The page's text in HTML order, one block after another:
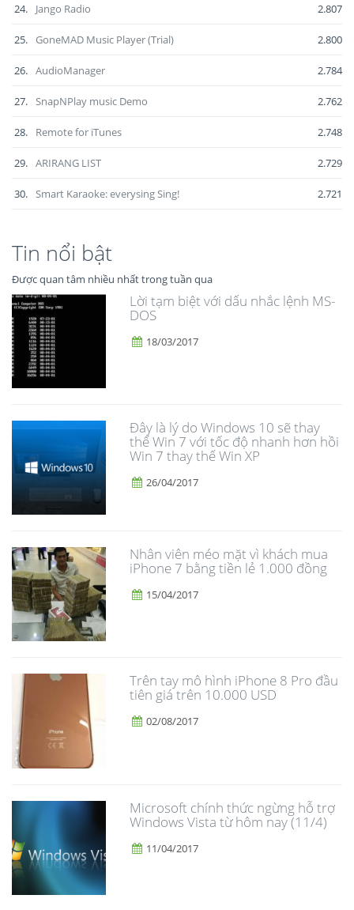
24. Jango Radio 2.807
25. GoneMAD Music Player (Trial) 2.800
26. AudioManager 2.784
27. SnapNPlay music Demo 2.762
28. Remote for iTunes 2.748
29. ARIRANG LIST 2.729
30. Smart Karaoke: everysing Sing! 2.721
Tin nổi bật
Được quan tâm nhiều nhất trong tuần qua
Lời tạm biệt với dấu nhắc lệnh MS-
DOS
18/03/2017
Đây là lý do Windows 10 sẽ thay
thế Win 7 với tốc độ nhanh hơn hồi
Win 7 thay thế Win XP
26/04/2017
Nhân viên méo mặt vì khách mua
iPhone 7 bằng tiền lẻ 1.000 đồng
15/04/2017
Trên tay mô hình iPhone 8 Pro đầu
tiên giá trên 10.000 USD
02/08/2017
Microsoft chính thức ngừng hỗ trợ
Windows Vista từ hôm nay (11/4)
11/04/2017